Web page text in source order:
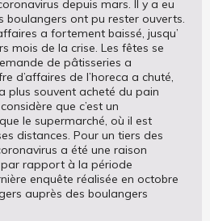
depuis mars. Il y a eu
boulangers ont pu rester ouverts.
a fortement baissé, jusqu’
mois de la crise. Les fêtes se
de pâtisseries a
d’affaires de l’horeca a chuté,
plus souvent acheté du pain
que c’est un
le supermarché, où il est
distances. Pour un tiers des
a été une raison
rapport à la période
enquête réalisée en octobre
auprès des boulangers